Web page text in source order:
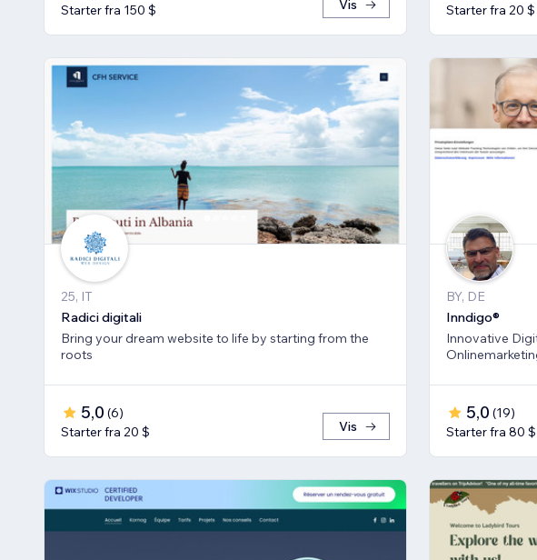
Starter fra 150 $
Vis
Starter fra 20 $
25, IT
Radici digitali
Bring your dream website to life by starting from the
roots
5,0 (6)
Starter fra 20 $
Vis
BY, DE
Inndigo®
Innovative
5,0 (19)
Starter fra 80 $